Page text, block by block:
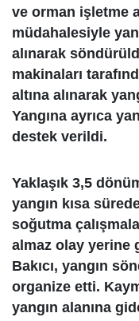
ve orman işletme
müdahalesiyle
alınarak
makinaları
altına alınarak
Yangına ayrıca
destek verildi.
Yaklaşık 3,5
yangın kısa
soğutma
almaz olay yerine
Bakıcı, yangın
organize etti.
yangın alanına